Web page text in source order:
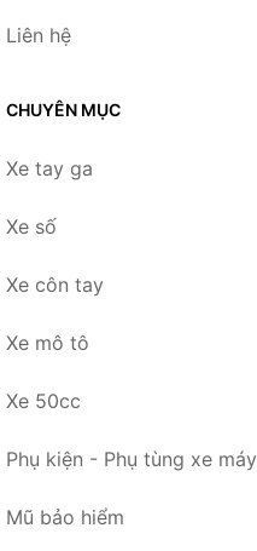
Liên hệ
CHUYÊN MỤC
Xe tay ga
Xe số
Xe côn tay
Xe mô tô
Xe 50cc
Phụ kiện - Phụ tùng xe máy
Mũ bảo hiểm